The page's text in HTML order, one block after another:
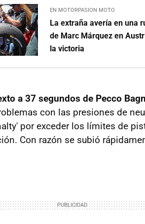
EN MOTORPASION MOTO
La extraña avería en una
de Marc Márquez en
la victoria
a 37 segundos de Pecco
con las presiones de
por exceder los límites de
Con razón se subió